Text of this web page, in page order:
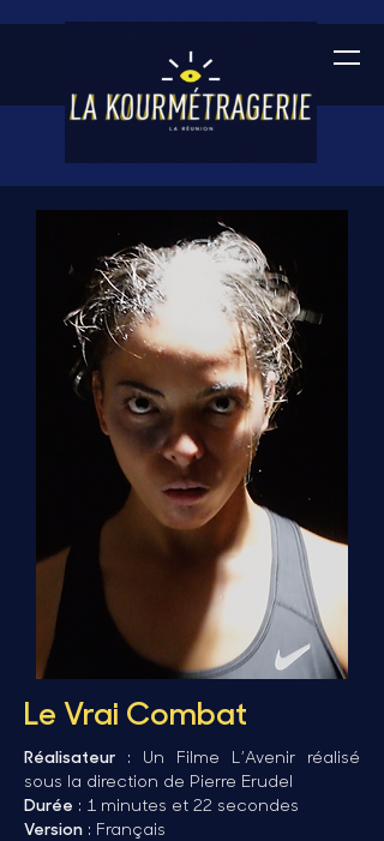
Le Vrai Combat
Réalisateur : Un Filme L’Avenir réalisé
sous la direction de Pierre Erudel
Durée : 1 minutes et 22 secondes
Version : Français